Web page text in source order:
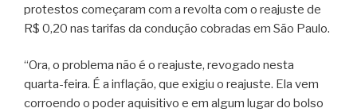
protestos começaram com a revolta com o reajuste de
R$ 0,20 nas tarifas da condução cobradas em São Paulo.
“Ora, o problema não é o reajuste, revogado nesta
quarta-feira. É a inflação, que exigiu o reajuste. Ela vem
corroendo o poder aquisitivo e em algum lugar do bolso